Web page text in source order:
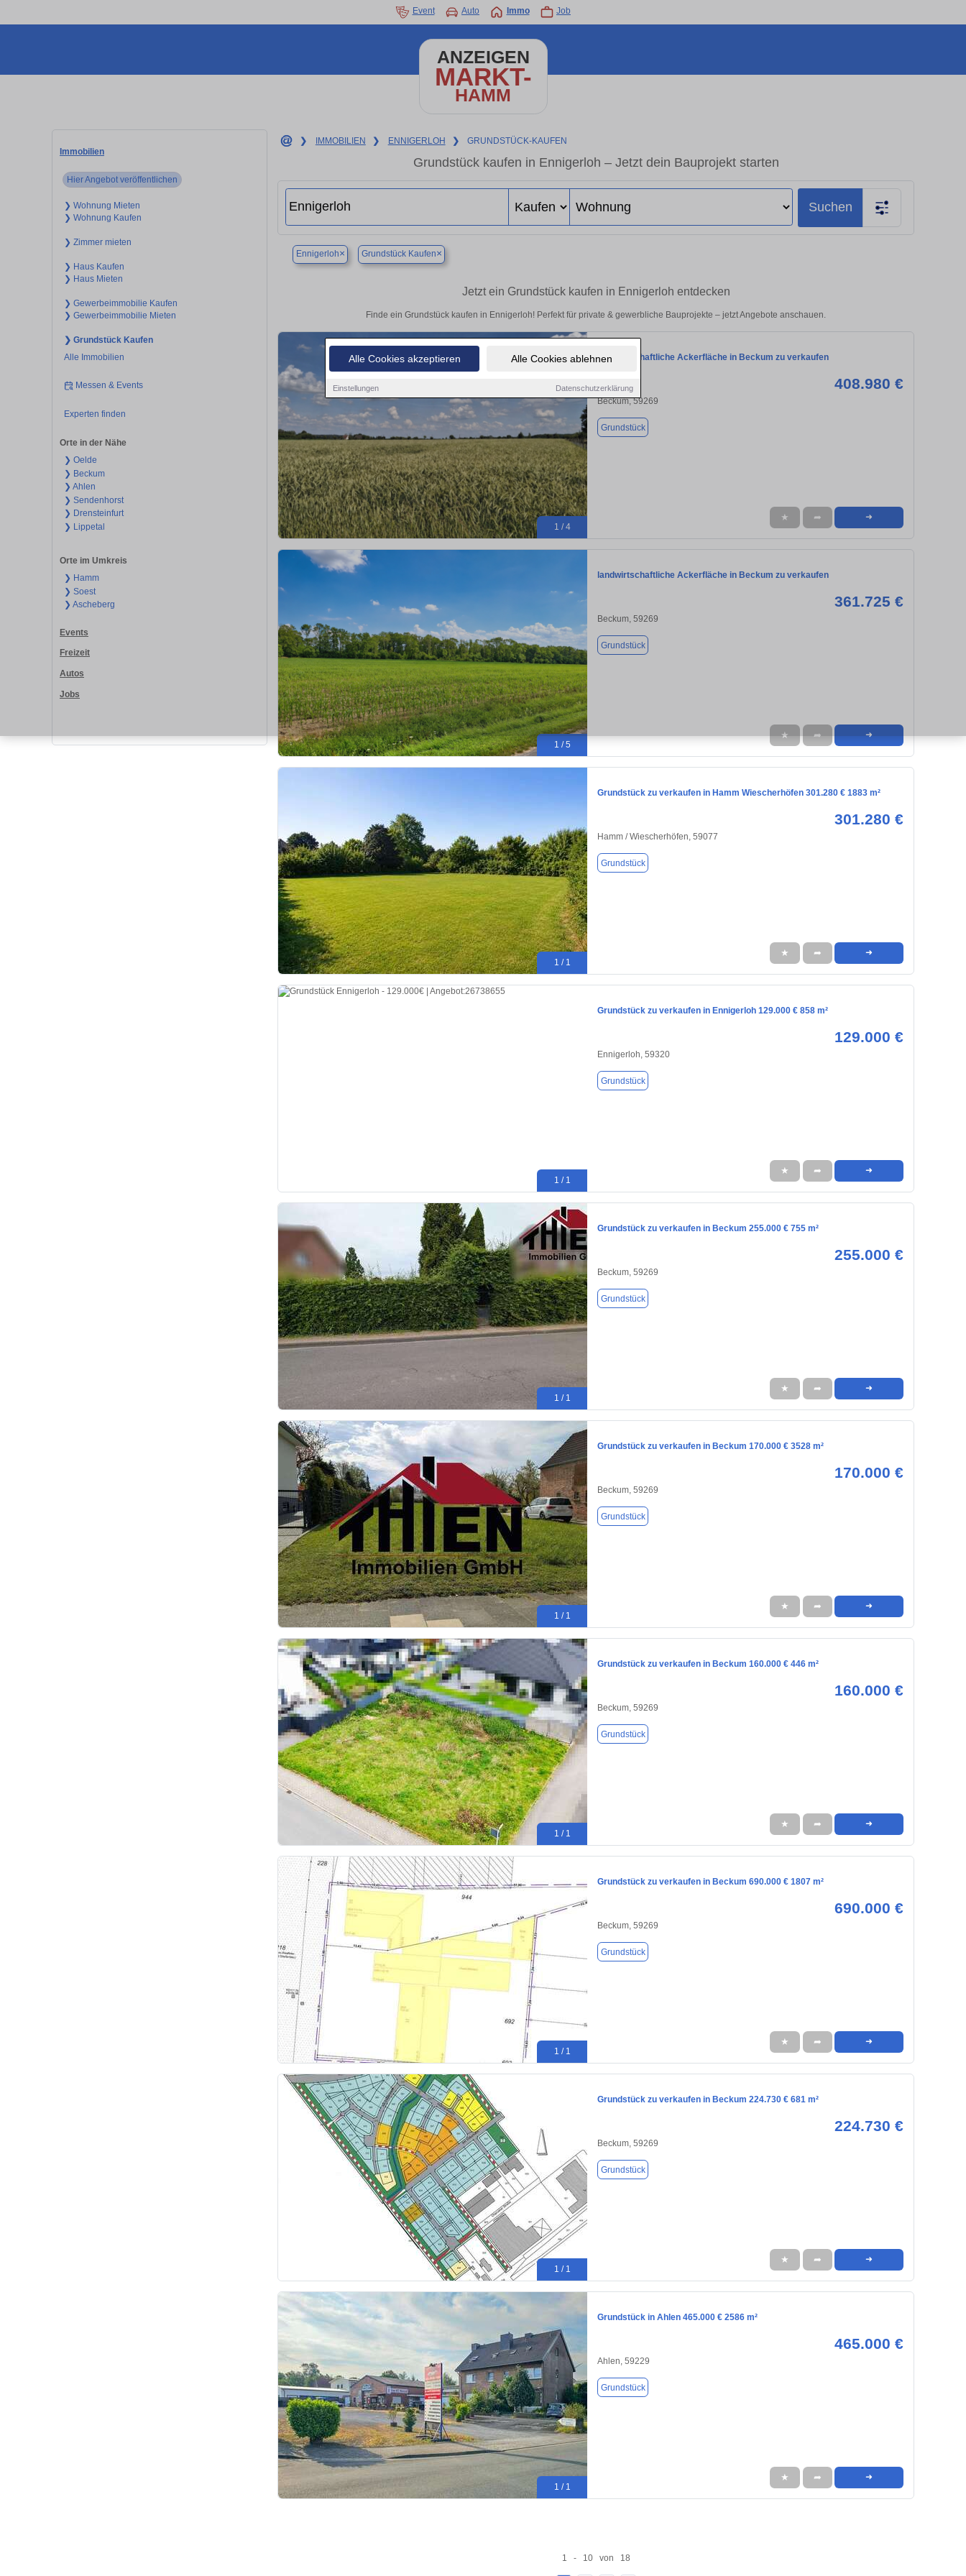
Alle Cookies akzeptieren Alle Cookies ablehnen
Einstellungen Datenschutzerklärung
Event Auto Immo Job
ANZEIGEN
MARKT-
HAMM
Immobilien
Hier Angebot veröffentlichen
❯ Wohnung Mieten
❯ Wohnung Kaufen
❯ Zimmer mieten
❯ Haus Kaufen
❯ Haus Mieten
❯ Gewerbeimmobilie Kaufen
❯ Gewerbeimmobilie Mieten
❯ Grundstück Kaufen
Alle Immobilien
Messen & Events
Experten finden
Orte in der Nähe
❯ Oelde
❯ Beckum
❯ Ahlen
❯ Sendenhorst
❯ Drensteinfurt
❯ Lippetal
Orte im Umkreis
❯ Hamm
❯ Soest
❯ Ascheberg
Events
Freizeit
Autos
Jobs
❯ IMMOBILIEN ❯ ENNIGERLOH ❯ GRUNDSTÜCK-KAUFEN
Grundstück kaufen in Ennigerloh – Jetzt dein Bauprojekt starten
Suchen
Ennigerloh× Grundstück Kaufen×
Jetzt ein Grundstück kaufen in Ennigerloh entdecken
Finde ein Grundstück kaufen in Ennigerloh! Perfekt für private & gewerbliche Bauprojekte – jetzt Angebote anschauen.
1 / 4
landwirtschaftliche Ackerfläche in Beckum zu verkaufen
408.980 €
Beckum, 59269
Grundstück
★ ➦ ➜
1 / 5
landwirtschaftliche Ackerfläche in Beckum zu verkaufen
361.725 €
Beckum, 59269
Grundstück
★ ➦ ➜
1 / 1
Grundstück zu verkaufen in Hamm Wiescherhöfen 301.280 € 1883 m²
301.280 €
Hamm / Wiescherhöfen, 59077
Grundstück
★ ➦ ➜
1 / 1
Grundstück zu verkaufen in Ennigerloh 129.000 € 858 m²
129.000 €
Ennigerloh, 59320
Grundstück
★ ➦ ➜
1 / 1
Grundstück zu verkaufen in Beckum 255.000 € 755 m²
255.000 €
Beckum, 59269
Grundstück
★ ➦ ➜
1 / 1
Grundstück zu verkaufen in Beckum 170.000 € 3528 m²
170.000 €
Beckum, 59269
Grundstück
★ ➦ ➜
1 / 1
Grundstück zu verkaufen in Beckum 160.000 € 446 m²
160.000 €
Beckum, 59269
Grundstück
★ ➦ ➜
1 / 1
Grundstück zu verkaufen in Beckum 690.000 € 1807 m²
690.000 €
Beckum, 59269
Grundstück
★ ➦ ➜
1 / 1
Grundstück zu verkaufen in Beckum 224.730 € 681 m²
224.730 €
Beckum, 59269
Grundstück
★ ➦ ➜
1 / 1
Grundstück in Ahlen 465.000 € 2586 m²
465.000 €
Ahlen, 59229
Grundstück
★ ➦ ➜
1 - 10 von 18